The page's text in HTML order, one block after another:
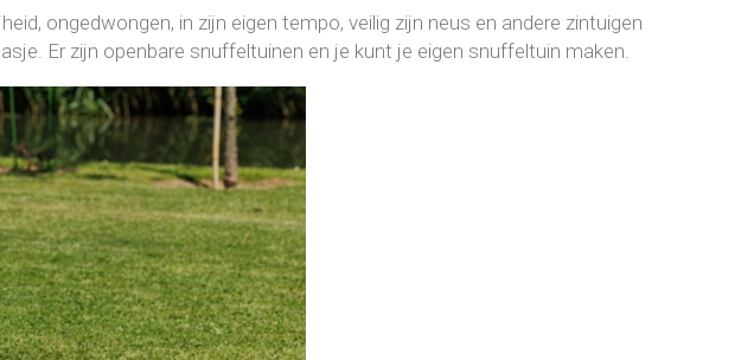
ongedwongen, in zijn eigen tempo, veilig zijn neus en andere zintuigen
Er zijn openbare snuffeltuinen en je kunt je eigen snuffeltuin maken.